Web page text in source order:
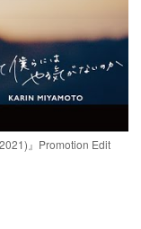
』Promotion Edit